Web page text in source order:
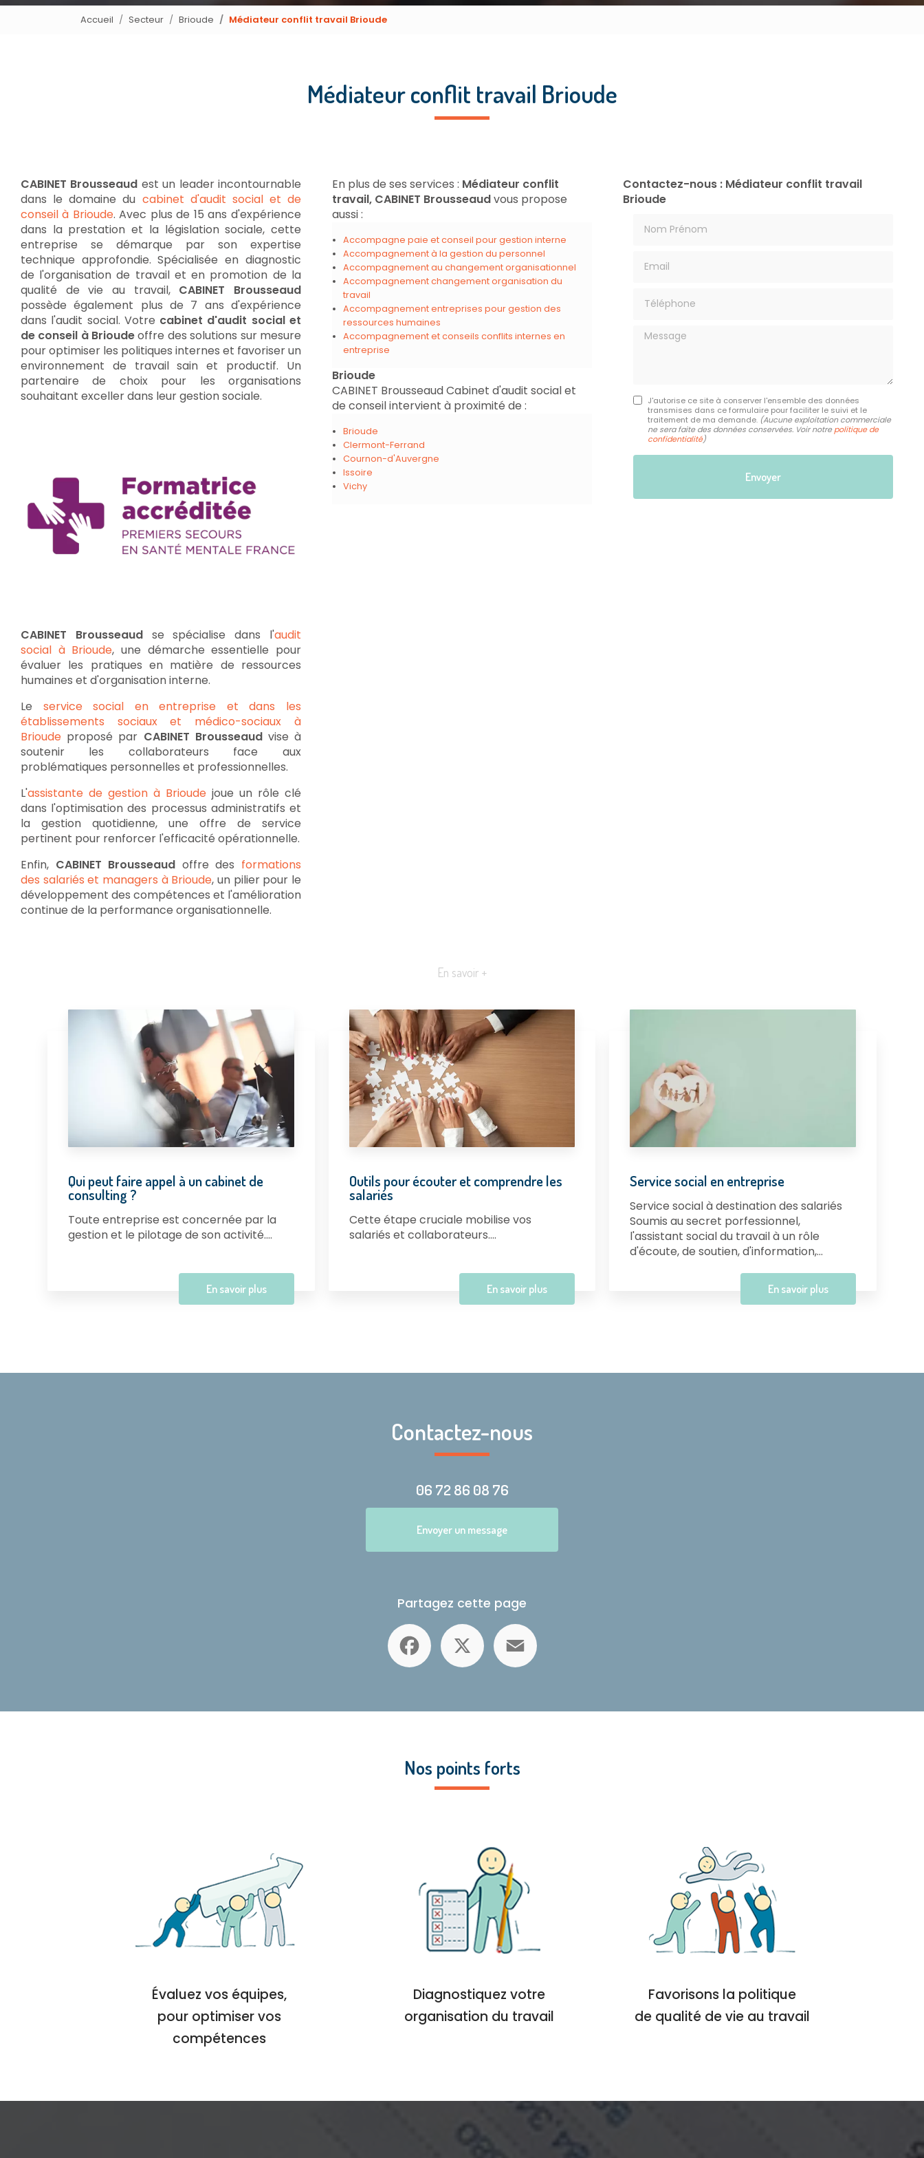
Accueil Secteur Brioude Médiateur conflit travail Brioude
Médiateur conflit travail Brioude
CABINET Brousseaud est un leader incontournable
dans le domaine du cabinet d'audit social et de
conseil à Brioude. Avec plus de 15 ans d'expérience
dans la prestation et la législation sociale, cette
entreprise se démarque par son expertise
technique approfondie. Spécialisée en diagnostic
de l'organisation de travail et en promotion de la
qualité de vie au travail, CABINET Brousseaud
possède également plus de 7 ans d'expérience
dans l'audit social. Votre cabinet d'audit social et
de conseil à Brioudeoffre des solutions sur mesure
pour optimiser les politiques internes et favoriser un
environnement de travail sain et productif. Un
partenaire de choix pour les organisations
souhaitant exceller dans leur gestion sociale.
CABINET Brousseaudse spécialise dans l'audit
social à Brioude, une démarche essentielle pour
évaluer les pratiques en matière de ressources
humaines et d'organisation interne.
Le service social en entreprise et dans les
établissements sociaux et médico-sociaux à
Brioude proposé par CABINET Brousseaudvise à
soutenir les collaborateurs face aux
problématiques personnelles et professionnelles.
L'assistante de gestion à Brioude joue un rôle clé
dans l'optimisation des processus administratifs et
la gestion quotidienne, une offre de service
pertinent pour renforcer l'efficacité opérationnelle.
Enfin, CABINET Brousseaud offre des formations
des salariés et managers à Brioude, un pilier pour le
développement des compétences et l'amélioration
continue de la performance organisationnelle.
En plus de ses services : Médiateur conflit
travail, CABINET Brousseaudvous propose
aussi :
Accompagne paie et conseil pour gestion interne
Accompagnement à la gestion du personnel
Accompagnement au changement organisationnel
Accompagnement changement organisation du
travail
Accompagnement entreprises pour gestion des
ressources humaines
Accompagnement et conseils conflits internes en
entreprise
Brioude
CABINET Brousseaud Cabinet d'audit social et
de conseil intervient à proximité de :
Brioude
Clermont-Ferrand
Cournon-d'Auvergne
Issoire
Vichy
Contactez-nous : Médiateur conflit travail
Brioude
Message
J'autorise ce site à conserver l'ensemble des données
transmises dans ce formulaire pour faciliter le suivi et le
traitement de ma demande. (Aucune exploitation commerciale
ne sera faite des données conservées. Voir notrepolitique de
confidentialité)
En savoir +
Qui peut faire appel à un cabinet de
consulting ?
Toute entreprise est concernée par la
gestion et le pilotage de son activité....
En savoir plus
Outils pour écouter et comprendre les
salariés
Cette étape cruciale mobilise vos
salariés et collaborateurs....
En savoir plus
Service social en entreprise
Service social à destination des salariés
Soumis au secret porfessionnel,
l'assistant social du travail à un rôle
d'écoute, de soutien, d'information,...
En savoir plus
Contactez-nous
06 72 86 08 76
Envoyer un message
Partagez cette page
Facebook
Nos points forts
Évaluez vos équipes,
pour optimiser vos
compétences
Diagnostiquez votre
organisation du travail
Favorisons la politique
de qualité de vie au travail